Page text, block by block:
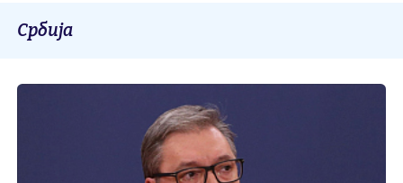
Србија